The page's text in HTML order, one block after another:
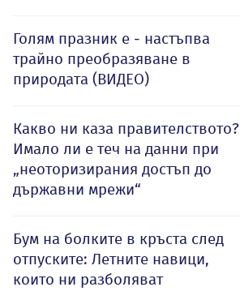
Голям празник е - настъпва
трайно преобразяване в
природата (ВИДЕО)
Какво ни каза правителството?
Имало ли е теч на данни при
„неоторизирания достъп до
държавни мрежи“
Бум на болките в кръста след
отпуските: Летните навици,
които ни разболяват